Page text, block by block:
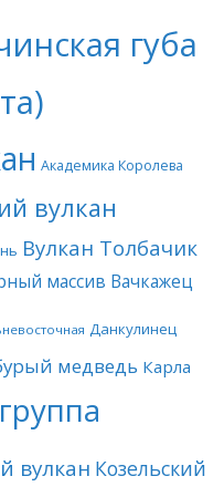
губа
Академика Королева
вулкан
Вулкан Толбачик
массив Вачкажец
Данкулинец
медведь Карла
вулкан Козельский